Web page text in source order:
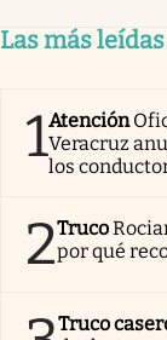
Las más
1Atención
Veracruz
los
2Truco
por qué
Truco